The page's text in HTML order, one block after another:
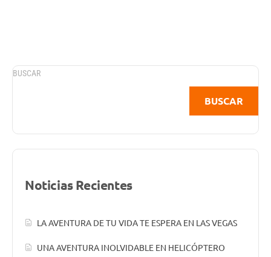
BUSCAR
BUSCAR
Noticias Recientes
LA AVENTURA DE TU VIDA TE ESPERA EN LAS VEGAS
UNA AVENTURA INOLVIDABLE EN HELICÓPTERO